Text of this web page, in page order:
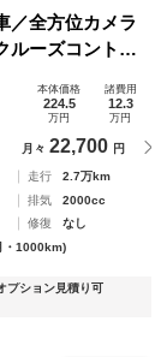
全方位カメラ
ルーズコントロ
ＣａｒＰｌａ
本体価格
224.5
万円
諸費用
12.3
万円
月々 22,700 円
走行
2.7万km
排気
2000cc
修復
なし
・1000km)
プション見積り可